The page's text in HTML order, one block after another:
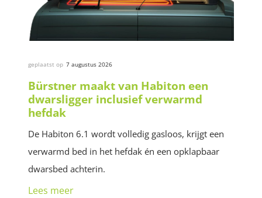
geplaatst op 7 augustus 2026
Bürstner maakt van Habiton een
dwarsligger inclusief verwarmd
hefdak
De Habiton 6.1 wordt volledig gasloos, krijgt een
verwarmd bed in het hefdak én een opklapbaar
dwarsbed achterin.
Lees meer